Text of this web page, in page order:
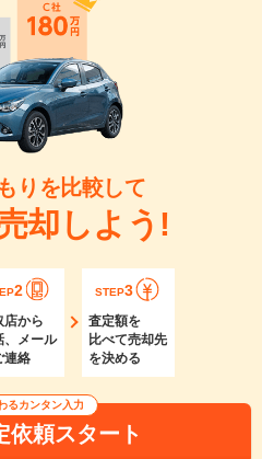
りを比較して
却しよう!
2
店から
、メール
連絡
STEP3
査定額を
比べて売却先
を決める
るカンタン入力
依頼スタート